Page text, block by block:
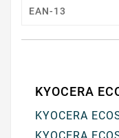
EAN-13
KYOCERA
KYOCERA